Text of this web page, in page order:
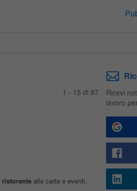
1 - 15 di 97
ristorantealla carta e eventi.
Ricevi
lavoro